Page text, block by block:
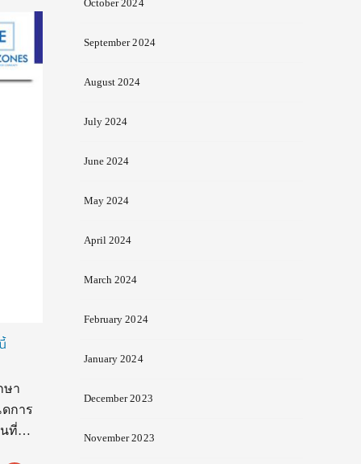
ษา
การ
นที่…
October 2024
September 2024
August 2024
July 2024
June 2024
May 2024
April 2024
March 2024
February 2024
January 2024
December 2023
November 2023